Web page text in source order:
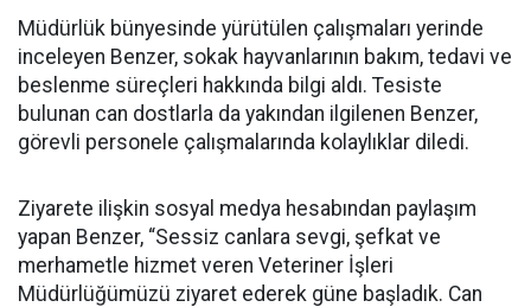
Müdürlük bünyesinde yürütülen çalışmaları yerinde
inceleyen Benzer, sokak hayvanlarının bakım, tedavi ve
beslenme süreçleri hakkında bilgi aldı. Tesiste
bulunan can dostlarla da yakından ilgilenen Benzer,
görevli personele çalışmalarında kolaylıklar diledi.
Ziyarete ilişkin sosyal medya hesabından paylaşım
yapan Benzer, “Sessiz canlara sevgi, şefkat ve
merhametle hizmet veren Veteriner İşleri
Müdürlüğümüzü ziyaret ederek güne başladık. Can